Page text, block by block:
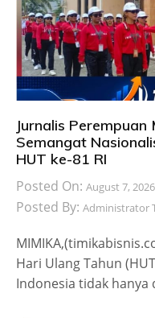
Jurnalis
Semangat
HUT ke-81 RI
Posted On: August 7, 2026
Posted By: Administrator
Hari Ulang Tahun
Indonesia tidak hanya